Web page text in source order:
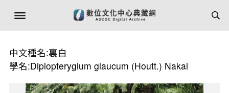
中文種名:裏白
學名:Diplopterygium glaucum (Houtt.) Nakai